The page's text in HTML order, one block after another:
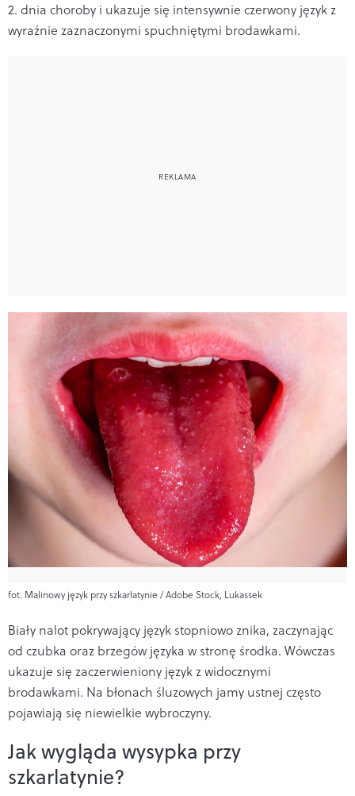
2. dnia choroby i ukazuje się intensywnie czerwony język z
wyraźnie zaznaczonymi spuchniętymi brodawkami.
fot. Malinowy język przy szkarlatynie / Adobe Stock, Lukassek
Biały nalot pokrywający język stopniowo znika, zaczynając
od czubka oraz brzegów języka w stronę środka. Wówczas
ukazuje się zaczerwieniony język z widocznymi
brodawkami. Na błonach śluzowych jamy ustnej często
pojawiają się niewielkie wybroczyny.
Jak wygląda wysypka przy
szkarlatynie?